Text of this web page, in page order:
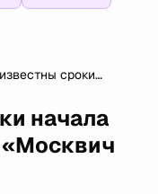
сроки
6»начала